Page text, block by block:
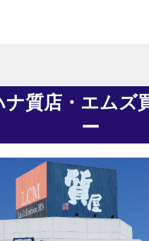
ナ質店・エムズ
ー